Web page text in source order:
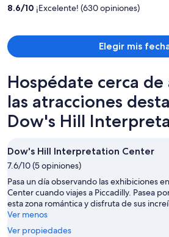
8.6/10 ¡Excelente! (630 opiniones)
Elegir mis
Hospédate cerca de
las atracciones
Dow's Hill
Dow's Hill Interpretation Center
7.6/10 (5 opiniones)
Pasa un día observando las exhibiciones
Center cuando viajes a Piccadilly. Pasea
esta zona romántica y disfruta de sus
Ver menos
Ver propiedades